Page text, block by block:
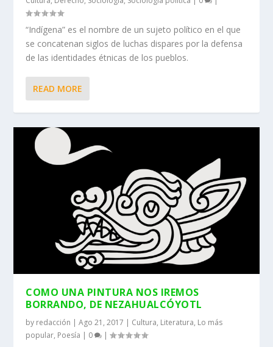
“Indígena” es el nombre de un sujeto político en el que
se concatenan siglos de luchas dispares por la defensa
de las identidades étnicas de los pueblos.
READ MORE
COMO UNA PINTURA NOS IREMOS
BORRANDO, DE NEZAHUALCÓYOTL
by redacción |Ago 21, 2017 | Cultura, Literatura, Lo más
popular, Poesía | 0 |